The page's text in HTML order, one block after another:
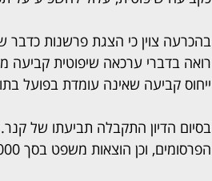
בהכרעה צוין כי הצגת פרשנות
רואה בדברי ערכאה שיפוטית
ייחוס קביעה שאינה עומדת בפועל
הפרסומים, וכן הוצאות משפט בסך 1,000 שקלים.